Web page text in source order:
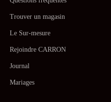
Trouver un magasin
Le Sur-mesure
Rejoindre CARRON
Journal
Mariages